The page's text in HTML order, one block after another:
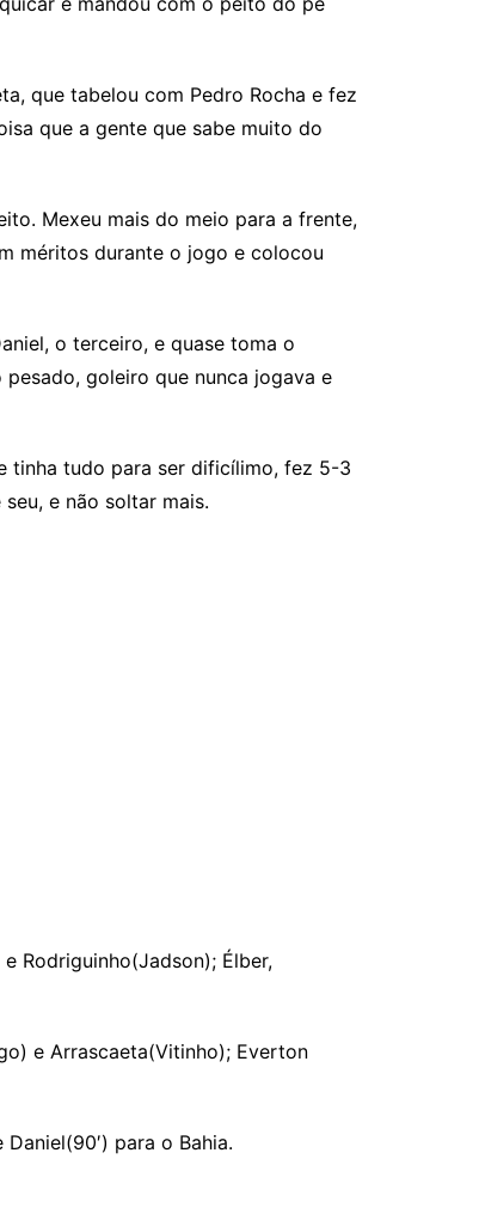
que tabelou com Pedro Rocha e fez
que a gente que sabe muito do
Mexeu mais do meio para a frente,
méritos durante o jogo e colocou
o terceiro, e quase toma o
goleiro que nunca jogava e
tinha tudo para ser dificílimo, fez 5-3
e não soltar mais.
Rodriguinho(Jadson); Élber,
e Arrascaeta(Vitinho); Everton
Daniel(90′) para o Bahia.